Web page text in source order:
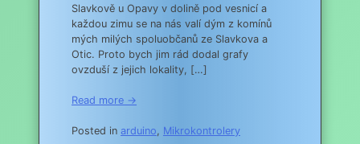
Slavkově u Opavy v dolině pod vesnicí a
každou zimu se na nás valí dým z komínů
mých milých spoluobčanů ze Slavkova a
Otic. Proto bych jim rád dodal grafy
ovzduší z jejich lokality, […]
Read more →
Posted in arduino, Mikrokontrolery